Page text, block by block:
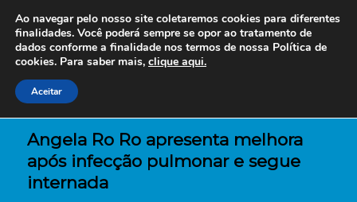
Angela Ro Ro apresenta melhora
após infecção pulmonar e segue
internada
Ao navegar pelo nosso site coletaremos cookies para diferentes
finalidades. Você poderá sempre se opor ao tratamento de
dados conforme a finalidade nos termos de nossa Política de
cookies. Para saber mais, clique aqui.
Aceitar